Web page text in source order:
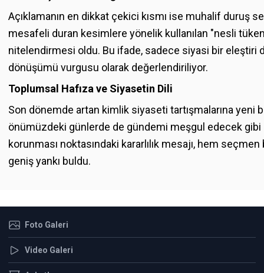
Açıklamanın en dikkat çekici kısmı ise muhalif duruş
mesafeli duran kesimlere yönelik kullanılan "nesli
nitelendirmesi oldu. Bu ifade, sadece siyasi bir eleştiri
dönüşümü vurgusu olarak değerlendiriliyor.
Toplumsal Hafıza ve Siyasetin Dili
Son dönemde artan kimlik siyaseti tartışmalarına yeni
önümüzdeki günlerde de gündemi meşgul edecek
korunması noktasındaki kararlılık mesajı, hem
geniş yankı buldu.
Foto Galeri
Video Galeri